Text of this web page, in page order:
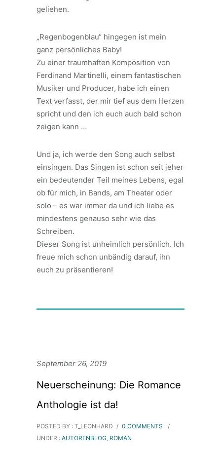
geliehen.
„Regenbogenblau“ hingegen ist mein
ganz persönliches Baby!
Zu einer traumhaften Komposition von
Ferdinand Martinelli, einem fantastischen
Musiker und Producer, habe ich einen
Text verfasst, der mir tief aus dem Herzen
spricht und den ich euch auch bald schon
zeigen kann …
Und ja, ich werde den Song auch selbst
einsingen. Das Singen ist schon seit jeher
ein bedeutender Teil meines Lebens, egal
ob für mich, in Bands, am Theater oder
solo – es war immer da und ich liebe es
mindestens genauso sehr wie das
Schreiben.
Dieser Song ist unheimlich persönlich. Ich
freue mich schon unbändig darauf, ihn
euch zu präsentieren!
September 26, 2019
Neuerscheinung: Die Romance
Anthologie ist da!
POSTED BY : T_LEONHARD / 0 COMMENTS
/
UNDER : AUTORENBLOG, ROMAN